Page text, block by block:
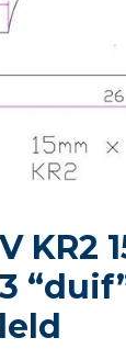
KR2